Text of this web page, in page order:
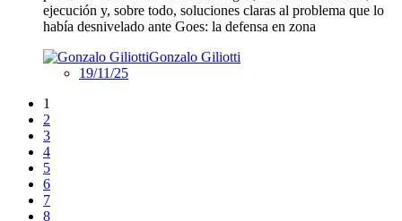
ejecución y, sobre todo, soluciones claras al problema que lo
había desnivelado ante Goes: la defensa en zona
Gonzalo Giliotti
19/11/25
1
2
3
4
5
6
7
8